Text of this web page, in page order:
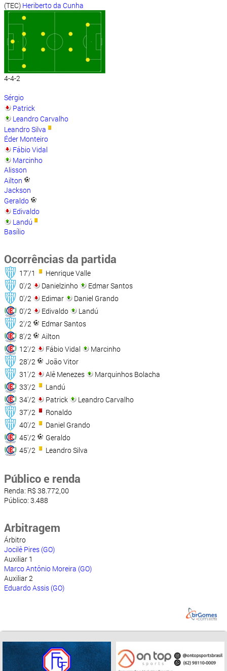
(TEC) Heriberto da Cunha
4-4-2
Sérgio
Patrick
Leandro Carvalho
Leandro Silva
Éder Monteiro
Fábio Vidal
Marcinho
Alisson
Ailton
Jackson
Geraldo
Edivaldo
Landú
Basílio
Ocorrências da partida
17'/1
Henrique Valle
0'/2
Danielzinho
Edmar Santos
0'/2
Edimar
Daniel Grando
0'/2
Edivaldo
Landú
2'/2
Edmar Santos
8'/2
Ailton
12'/2
Fábio Vidal
Marcinho
28'/2
João Vitor
31'/2
Alê Menezes
Marquinhos Bolacha
33'/2
Landú
34'/2
Patrick
Leandro Carvalho
37'/2
Ronaldo
40'/2
Daniel Grando
45'/2
Geraldo
45'/2
Leandro Silva
Público e renda
Renda: R$ 38.772,00
Público: 3.488
Arbitragem
Árbitro
Jocilê Pires (GO)
Auxiliar 1
Marco Antônio Moreira (GO)
Auxiliar 2
Eduardo Assis (GO)